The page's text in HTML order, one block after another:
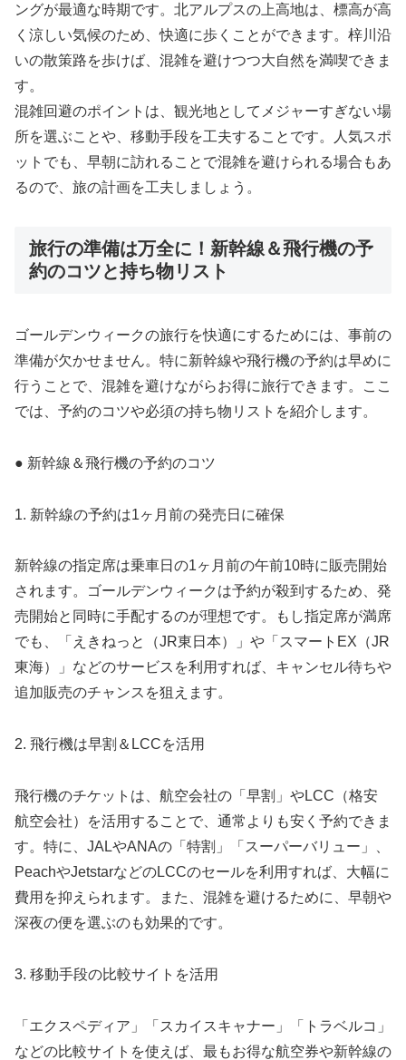
ングが最適な時期です。北アルプスの上高地は、標高が高
く涼しい気候のため、快適に歩くことができます。梓川沿
いの散策路を歩けば、混雑を避けつつ大自然を満喫できま
す。
混雑回避のポイントは、観光地としてメジャーすぎない場
所を選ぶことや、移動手段を工夫することです。人気スポ
ットでも、早朝に訪れることで混雑を避けられる場合もあ
るので、旅の計画を工夫しましょう。
旅行の準備は万全に！新幹線＆飛行機の予
約のコツと持ち物リスト
ゴールデンウィークの旅行を快適にするためには、事前の
準備が欠かせません。特に新幹線や飛行機の予約は早めに
行うことで、混雑を避けながらお得に旅行できます。ここ
では、予約のコツや必須の持ち物リストを紹介します。
● 新幹線＆飛行機の予約のコツ
1. 新幹線の予約は1ヶ月前の発売日に確保
新幹線の指定席は乗車日の1ヶ月前の午前10時に販売開始
されます。ゴールデンウィークは予約が殺到するため、発
売開始と同時に手配するのが理想です。もし指定席が満席
でも、「えきねっと（JR東日本）」や「スマートEX（JR
東海）」などのサービスを利用すれば、キャンセル待ちや
追加販売のチャンスを狙えます。
2. 飛行機は早割＆LCCを活用
飛行機のチケットは、航空会社の「早割」やLCC（格安
航空会社）を活用することで、通常よりも安く予約できま
す。特に、JALやANAの「特割」「スーパーバリュー」、
PeachやJetstarなどのLCCのセールを利用すれば、大幅に
費用を抑えられます。また、混雑を避けるために、早朝や
深夜の便を選ぶのも効果的です。
3. 移動手段の比較サイトを活用
「エクスペディア」「スカイスキャナー」「トラベルコ」
などの比較サイトを使えば、最もお得な航空券や新幹線の